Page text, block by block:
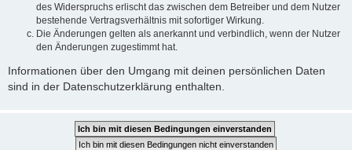
des Widerspruchs erlischt das zwischen dem Betreiber und dem Nutzer
bestehende Vertragsverhältnis mit sofortiger Wirkung.
Die Änderungen gelten als anerkannt und verbindlich, wenn der Nutzer
den Änderungen zugestimmt hat.
Informationen über den Umgang mit deinen persönlichen Daten
sind in der Datenschutzerklärung enthalten.